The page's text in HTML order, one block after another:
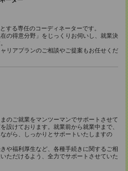
する専任のコーディネーターです。
の得意分野」をじっくりお伺いし、就業決
リアプランのご相談やご提案もお任せくだ
のご就業をマンツーマンでサポートさせて
設けております。就業前から就業中まで、
がら、しっかりとサポートいたしますの
や福利厚生など、各種手続きに関するご相
ただけるよう、全力でサポートさせていた